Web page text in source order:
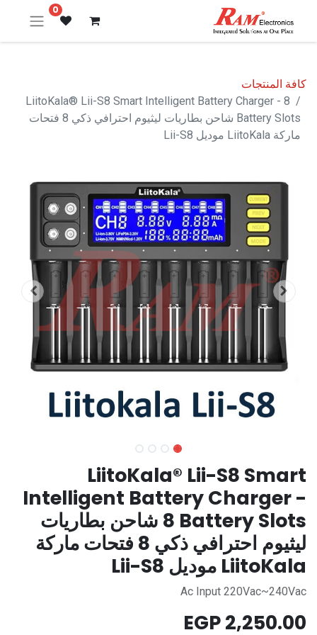
0
كافة المنتجات
LiitoKala® Lii-S8 Smart Intelligent Battery Charger - 8
Battery Slots شاحن بطاريات ليثيوم احترافي ذكي 8 فتحات
ماركة LiitoKala موديل Lii-S8
LiitoKala® Lii-S8 Smart
Intelligent Battery Charger -
8 Battery Slots شاحن بطاريات
ليثيوم احترافي ذكي 8 فتحات ماركة
LiitoKala موديل Lii-S8
Ac Input 220Vac~240Vac
2,250.00